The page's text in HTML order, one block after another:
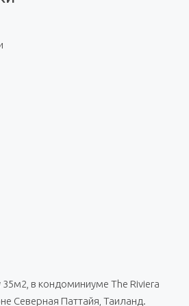
35м2, в кондоминиуме The Riviera
Северная Паттайя, Таиланд.